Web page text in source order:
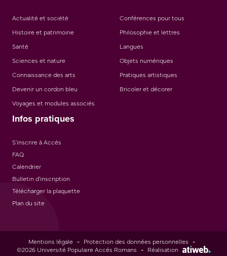
Actualité et société
Conférences pour tous
Histoire et patrimoine
Philosophie et lettres
Santé
Langues
Sciences et nature
Objets numériques
Connaissance des arts
Pratiques artistiques
Devenir un cordon bleu
Bricoler et décorer
Voyages et modules associés
Infos pratiques
S'inscrire à Accés
FAQ
Calendrier
Bulletin d'inscription
Télécharger la plaquette
Plan du site
Mentions légale - Protection des données personnelles -
©2026 Université Populaire Accés Romans - Réalisation